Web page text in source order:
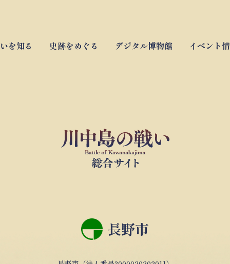
を知る 史跡をめぐる デジタル博物館 イベント
長野市